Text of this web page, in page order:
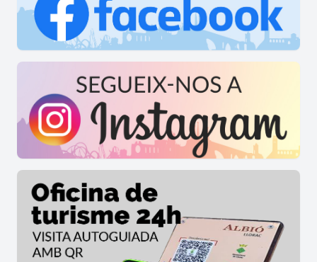
Collbàs, que es correspon amb el número de tram
1. Aquest itinerari discorre pels elements que
formen part del medi natural de
Vilanova del
Camí.
Els elements del patrimoni natural que es vincula
en aquest recorregut són:
Castell de Claramunt
Turó de la Guàrdia
Dipòsit de Can Titó
Plafó de l'Anoia Panoràmica del Santuari de
Collbàs